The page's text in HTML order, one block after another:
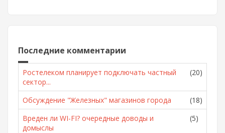
Последние комментарии
Ростелеком планирует подключать частный
сектор...
(20)
Обсуждение "Железных" магазинов города
(18)
Вреден ли WI-FI? очередные доводы и
домыслы
(5)